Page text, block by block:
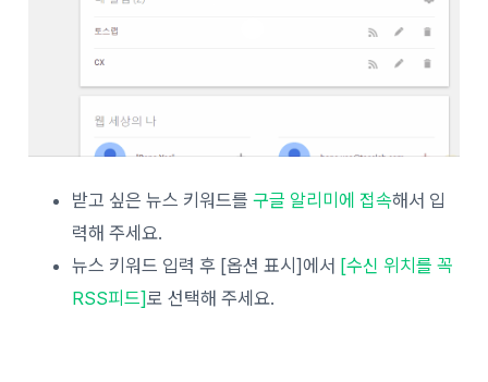
받고 싶은 뉴스 키워드를구글 알리미에 접속해서 입
력해 주세요.
뉴스 키워드 입력 후 [옵션 표시]에서 [수신 위치를 꼭
RSS피드]로 선택해 주세요.